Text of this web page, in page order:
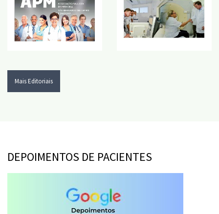
Mais Editoriais
DEPOIMENTOS DE PACIENTES